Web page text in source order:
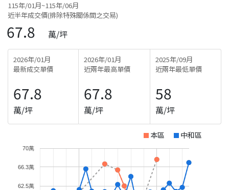
115年/01月~115年/06月
近半年成交價(排除特殊關係間之交易)
67.8 萬/坪
2026年/01月
最新成交單價
67.8
萬/坪
2026年/01月
近兩年最高單價
67.8
萬/坪
2025年/09月
近兩年最低單價
58
萬/坪
本區 中和區
62.5萬
66.3萬
70萬